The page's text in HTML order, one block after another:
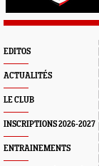
EDITOS
ACTUALITÉS
LE CLUB
INSCRIPTIONS 2026-2027
ENTRAINEMENTS